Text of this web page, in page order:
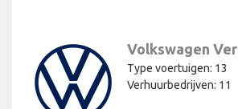
Volkswagen
Type voertuigen: 13
Verhuurbedrijven: 11